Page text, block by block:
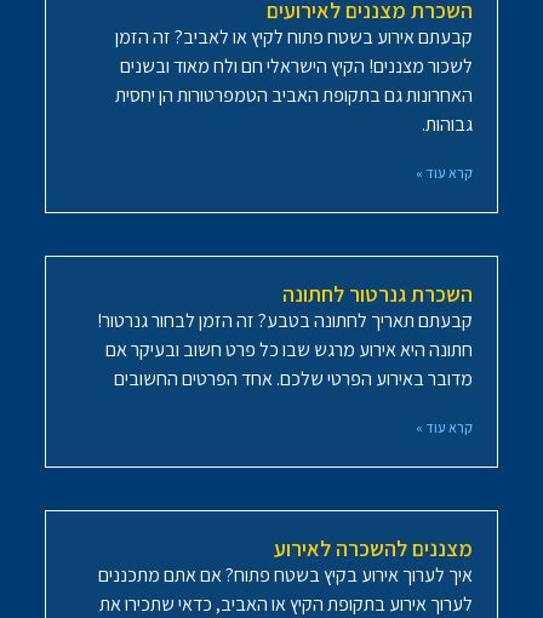
השכרת מצננים לאירועים
קבעתם אירוע בשטח פתוח לקיץ או לאביב? זה הזמן
לשכור מצננים! הקיץ הישראלי חם ולח מאוד ובשנים
האחרונות גם בתקופת האביב הטמפרטורות הן יחסית
גבוהות.
קרא עוד »
השכרת גנרטור לחתונה
קבעתם תאריך לחתונה בטבע? זה הזמן לבחור גנרטור!
חתונה היא אירוע מרגש שבו כל פרט חשוב ובעיקר אם
מדובר באירוע הפרטי שלכם. אחד הפרטים החשובים
קרא עוד »
מצננים להשכרה לאירוע
איך לערוך אירוע בקיץ בשטח פתוח? אם אתם מתכננים
לערוך אירוע בתקופת הקיץ או האביב, כדאי שתכירו את